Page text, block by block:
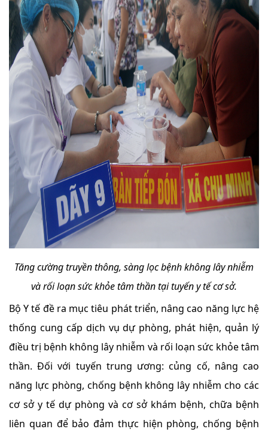
Tăng cường truyền thông, sàng lọc bệnh không lây nhiễm
và rối loạn sức khỏe tâm thần tại tuyến y tế cơ sở.
Bộ Y tế đề ra mục tiêu phát triển, nâng cao năng lực hệ
thống cung cấp dịch vụ dự phòng, phát hiện, quản lý
điều trị bệnh không lây nhiễm và rối loạn sức khỏe tâm
thần. Đối với tuyến trung ương: củng cố, nâng cao
năng lực phòng, chống bệnh không lây nhiễm cho các
cơ sở y tế dự phòng và cơ sở khám bệnh, chữa bệnh
liên quan để bảo đảm thực hiện phòng, chống bệnh